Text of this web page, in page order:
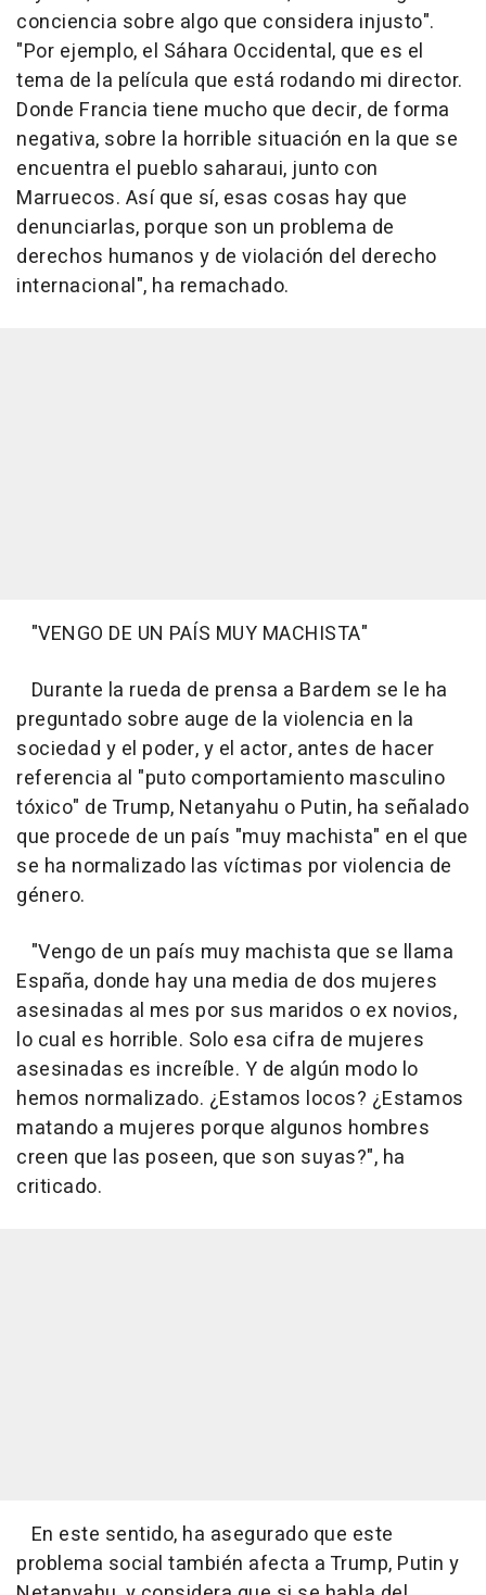
conciencia sobre algo que considera injusto".
"Por ejemplo, el Sáhara Occidental, que es el
tema de la película que está rodando mi director.
Donde Francia tiene mucho que decir, de forma
negativa, sobre la horrible situación en la que se
encuentra el pueblo saharaui, junto con
Marruecos. Así que sí, esas cosas hay que
denunciarlas, porque son un problema de
derechos humanos y de violación del derecho
internacional", ha remachado.
"VENGO DE UN PAÍS MUY MACHISTA"
Durante la rueda de prensa a Bardem se le ha
preguntado sobre auge de la violencia en la
sociedad y el poder, y el actor, antes de hacer
referencia al "puto comportamiento masculino
tóxico" de Trump, Netanyahu o Putin, ha señalado
que procede de un país "muy machista" en el que
se ha normalizado las víctimas por violencia de
género.
"Vengo de un país muy machista que se llama
España, donde hay una media de dos mujeres
asesinadas al mes por sus maridos o ex novios,
lo cual es horrible. Solo esa cifra de mujeres
asesinadas es increíble. Y de algún modo lo
hemos normalizado. ¿Estamos locos? ¿Estamos
matando a mujeres porque algunos hombres
creen que las poseen, que son suyas?", ha
criticado.
En este sentido, ha asegurado que este
problema social también afecta a Trump, Putin y